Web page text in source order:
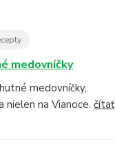
medovníčky
medovníčky,
na Vianoce. čítať